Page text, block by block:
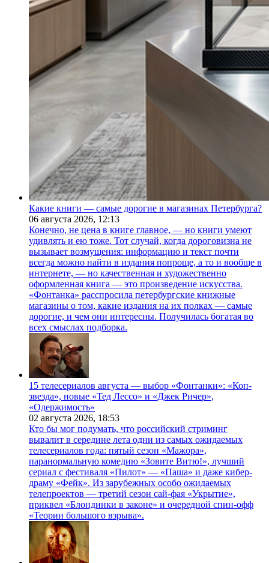
Какие книги — самые дорогие в магазинах Петербурга?
06 августа 2026, 12:13
Конечно, не цена в книге главное, — но книги умеют
удивлять и ею тоже. Тот случай, когда дороговизна не
вызывает возмущения: информацию и текст почти
всегда можно найти в издания попроще, а то и вообще в
интернете, — но качественная и художественно
оформленная книга — это произведение искусства.
«Фонтанка» расспросила петербургские книжные
магазины о том, какие издания на их полках — самые
дорогие, и чем они интересны. Получилась богатая во
всех смыслах подборка.
15 телесериалов августа — выбор «Фонтанки»: «Коп-
звезда», новые «Тед Лессо» и «Джек Ричер»,
«Одержимость»
02 августа 2026, 18:53
Кто бы мог подумать, что российский стриминг
вывалит в середине лета одни из самых ожидаемых
телесериалов года: пятый сезон «Мажора»,
паранормальную комедию «Зовите Витю!», лучший
сериал с фестиваля «Пилот» — «Паша» и даже кибер-
драму «Фейк». Из зарубежных особо ожидаемых
телепроектов — третий сезон сай-фая «Укрытие»,
приквел «Блондинки в законе» и очередной спин-офф
«Теории большого взрыва».